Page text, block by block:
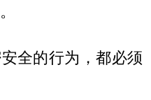
全的行为，都必须